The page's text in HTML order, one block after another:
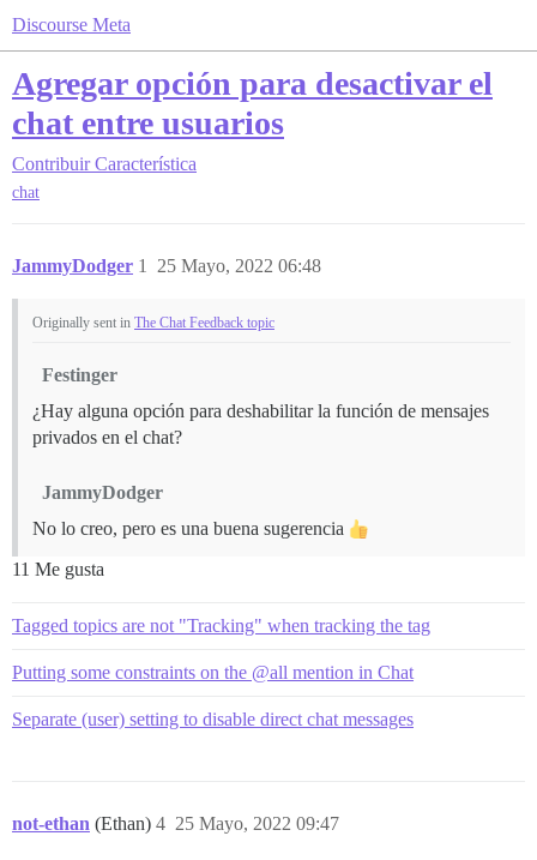
Discourse Meta
Agregar opción para desactivar el
chat entre usuarios
Contribuir Característica
chat
JammyDodger 25 Mayo, 2022 06:48
1
Originally sent in The Chat Feedback topic
Festinger
¿Hay alguna opción para deshabilitar la función de mensajes
privados en el chat?
JammyDodger
No lo creo, pero es una buena sugerencia
11 Me gusta
Tagged topics are not "Tracking" when tracking the tag
Putting some constraints on the @all mention in Chat
Separate (user) setting to disable direct chat messages
not-ethan (Ethan) 25 Mayo, 2022 09:47
4